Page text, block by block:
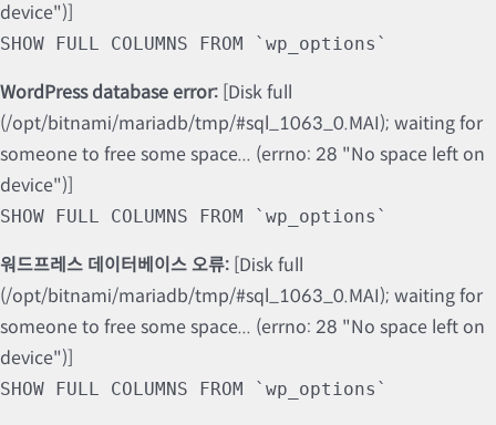
device")]
SHOW FULL COLUMNS FROM `wp_options`
WordPress database error: [Disk full
(/opt/bitnami/mariadb/tmp/#sql_1063_0.MAI); waiting for
someone to free some space... (errno: 28 "No space left on
device")]
SHOW FULL COLUMNS FROM `wp_options`
워드프레스 데이터베이스 오류: [Disk full
(/opt/bitnami/mariadb/tmp/#sql_1063_0.MAI); waiting for
someone to free some space... (errno: 28 "No space left on
device")]
SHOW FULL COLUMNS FROM `wp_options`